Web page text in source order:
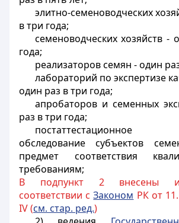
элитно-семеноводческих
в три года;
семеноводческих хозяйств -
года;
реализаторов семян - один
лабораторий по экспертизе
один раз в три года;
апробаторов и семенных
раз в три года;
постаттестационное
обследование субъектов
предмет соответствия
требованиям;
В подпункт 2 внесены
соответствии сЗаконом РК от
IV (см. стар. ред.)